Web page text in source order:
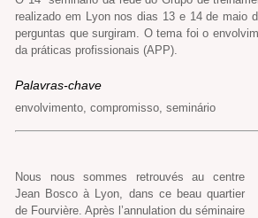
realizado em Lyon nos dias 13 e 14 de maio
perguntas que surgiram. O tema foi o
da práticas profissionais (APP).
Palavras-chave
envolvimento, compromisso, seminário
Nous nous sommes retrouvés au centre
Jean Bosco à Lyon, dans ce beau quartier
de Fourvière. Après l’annulation du séminaire